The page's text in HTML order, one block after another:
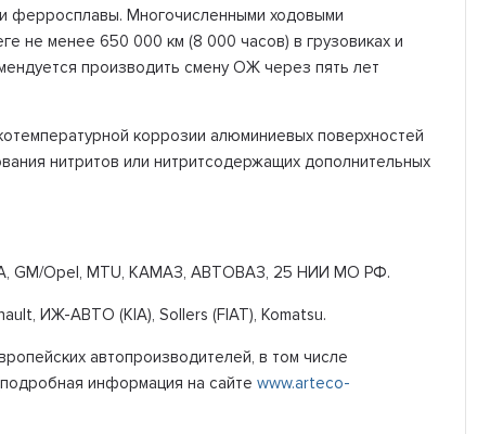
ферросплавы. Многочисленными ходовыми
не менее 650 000 км (8 000 часов) в грузовиках и
производить смену ОЖ через пять лет
коррозии алюминиевых поверхностей
нитритов или нитритсодержащих дополнительных
GM/Opel, MTU, КАМАЗ, АВТОВАЗ, 25 НИИ МО РФ.
ИЖ-АВТО (KIA), Sollers (FIAT), Komatsu.
автопроизводителей, в том числе
(подробная информация на сайтеwww.arteco-